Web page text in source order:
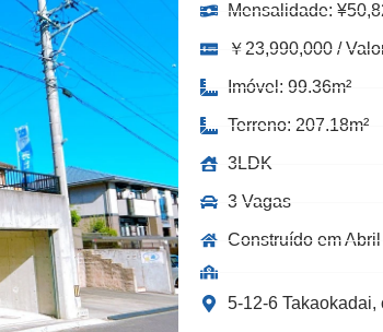
Mensalidade: ¥
￥23,990,000 /
Imóvel: 99.36m²
Terreno: 207.18m²
3LDK
3 Vagas
Construído em
5-12-6